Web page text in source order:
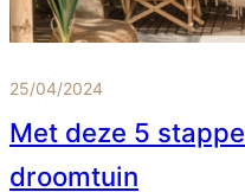
25/04/2024
Met deze 5
droomtuin